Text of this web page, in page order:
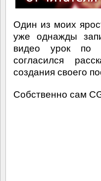
Один из моих
уже однажды
видео урок по
согласился
создания своего
Собственно сам